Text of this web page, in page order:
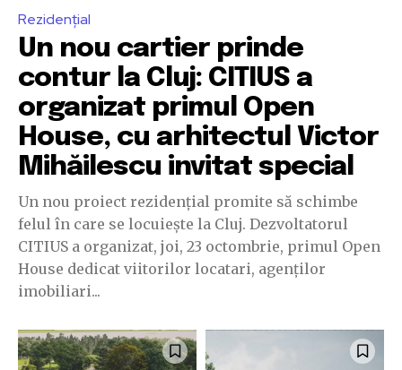
Rezidențial
Un nou cartier prinde
contur la Cluj: CITIUS a
organizat primul Open
House, cu arhitectul Victor
Mihăilescu invitat special
Un nou proiect rezidențial promite să schimbe
felul în care se locuiește la Cluj. Dezvoltatorul
CITIUS a organizat, joi, 23 octombrie, primul Open
House dedicat viitorilor locatari, agenților
imobiliari...